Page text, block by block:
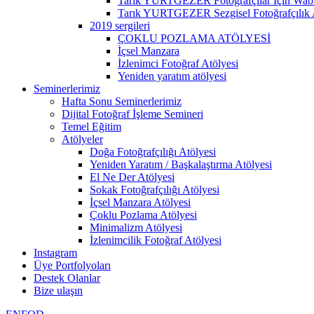
Tarık YURTGEZER Sezgisel Fotoğrafçılık
2019 sergileri
ÇOKLU POZLAMA ATÖLYESİ
İçsel Manzara
İzlenimci Fotoğraf Atölyesi
Yeniden yaratım atölyesi
Seminerlerimiz
Hafta Sonu Seminerlerimiz
Dijital Fotoğraf İşleme Semineri
Temel Eğitim
Atölyeler
Doğa Fotoğrafçılığı Atölyesi
Yeniden Yaratım / Başkalaştırma Atölyesi
El Ne Der Atölyesi
Sokak Fotoğrafçılığı Atölyesi
İçsel Manzara Atölyesi
Çoklu Pozlama Atölyesi
Minimalizm Atölyesi
İzlenimcilik Fotoğraf Atölyesi
Instagram
Üye Portfolyoları
Destek Olanlar
Bize ulaşın